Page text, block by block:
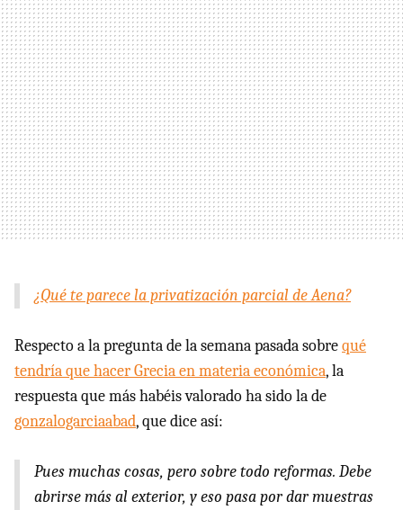
¿Qué te parece la privatización parcial de Aena?
Respecto a la pregunta de la semana pasada sobrequé
tendría que hacer Grecia en materia económica, la
respuesta que más habéis valorado ha sido la de
gonzalogarciaabad, que dice así:
Pues muchas cosas, pero sobre todo reformas. Debe
abrirse más al exterior, y eso pasa por dar muestras